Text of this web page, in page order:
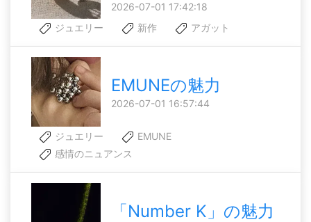
2026-07-01 17:42:18
ジュエリー
新作 アガット
EMUNEの魅力
2026-07-01 16:57:44
ジュエリー
EMUNE
感情のニュアンス
「Number K」の魅力